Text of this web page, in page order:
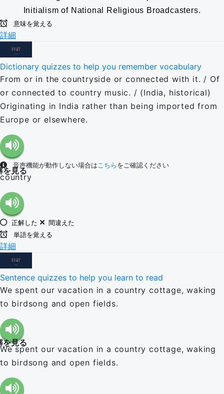
Initialism of National Religious Broadcasters.
意味を覚える
詳細
Dictionary quizzes to help you remember vocabulary
From or in the countryside or connected with it. / Of
or connected to country music. / (India, historical)
Originating in India rather than being imported from
Europe or elsewhere.
音声機能が動作しない場合はこちら をご確認ください
を見る
country
正解した
間違えた
単語を覚える
詳細
Sentence quizzes to help you learn to read
We spent our vacation in a country cottage, waking
to birdsong and open fields.
を見る
We spent our vacation in a country cottage, waking
to birdsong and open fields.